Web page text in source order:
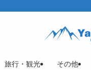
旅行・観光 その他